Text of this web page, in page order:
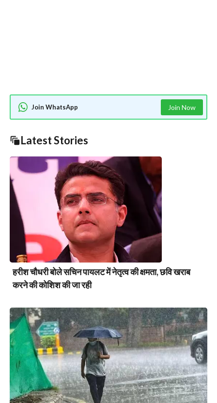
Join WhatsApp Join Now
Latest Stories
हरीश चौधरी बोले सचिन पायलट में नेतृत्व की क्षमता, छवि खराब
करने की कोशिश की जा रही